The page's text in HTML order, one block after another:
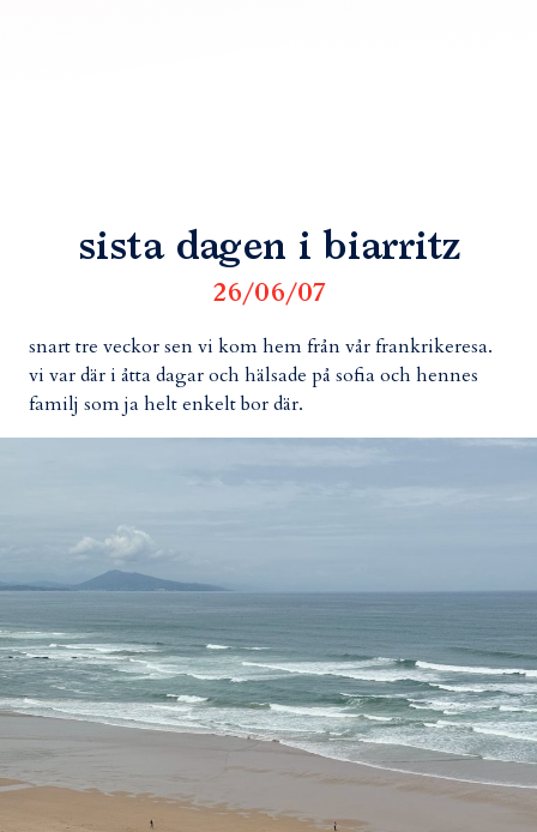
sista dagen i biarritz
26/06/07
snart tre veckor sen vi kom hem från vår frankrikeresa.
vi var där i åtta dagar och hälsade på sofia och hennes
familj som ja helt enkelt bor där.